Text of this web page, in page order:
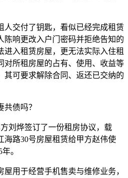
人交付了钥匙，看似已经完成租赁
陈响更改入户门密码并拒绝告知的
进入租赁房屋，更无法实际入住租
对所租房屋的占有、使用、收益等
其可要求解除合同、返还已交纳的
债吗？
刘烨签订了一份租房协议，载
海路30号房屋租赁给甲方赵伟使
。
用于经营手机售卖与维修业务，